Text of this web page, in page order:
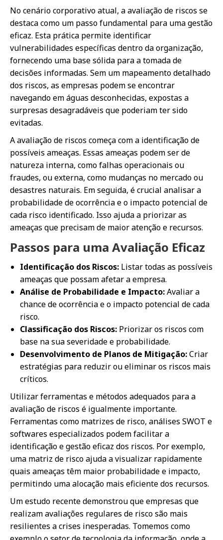
No cenário corporativo atual, a avaliação de riscos se
destaca como um passo fundamental para uma gestão
eficaz. Esta prática permite identificar
vulnerabilidades específicas dentro da organização,
fornecendo uma base sólida para a tomada de
decisões informadas. Sem um mapeamento detalhado
dos riscos, as empresas podem se encontrar
navegando em águas desconhecidas, expostas a
surpresas desagradáveis que poderiam ter sido
evitadas.
A avaliação de riscos começa com a identificação de
possíveis ameaças. Essas ameaças podem ser de
natureza interna, como falhas operacionais ou
fraudes, ou externa, como mudanças no mercado ou
desastres naturais. Em seguida, é crucial analisar a
probabilidade de ocorrência e o impacto potencial de
cada risco identificado. Isso ajuda a priorizar as
ameaças que precisam de maior atenção e recursos.
Passos para uma Avaliação Eficaz
Identificação dos Riscos: Listar todas as possíveis
ameaças que possam afetar a empresa.
Análise de Probabilidade e Impacto:Avaliar a
chance de ocorrência e o impacto potencial de cada
risco.
Classificação dos Riscos: Priorizar os riscos com
base na sua severidade e probabilidade.
Desenvolvimento de Planos de Mitigação:Criar
estratégias para reduzir ou eliminar os riscos mais
críticos.
Utilizar ferramentas e métodos adequados para a
avaliação de riscos é igualmente importante.
Ferramentas como matrizes de risco, análises SWOT e
softwares especializados podem facilitar a
identificação e gestão eficaz dos riscos. Por exemplo,
uma matriz de risco ajuda a visualizar rapidamente
quais ameaças têm maior probabilidade e impacto,
permitindo uma alocação mais eficiente dos recursos.
Um estudo recente demonstrou que empresas que
realizam avaliações regulares de risco são mais
resilientes a crises inesperadas. Tomemos como